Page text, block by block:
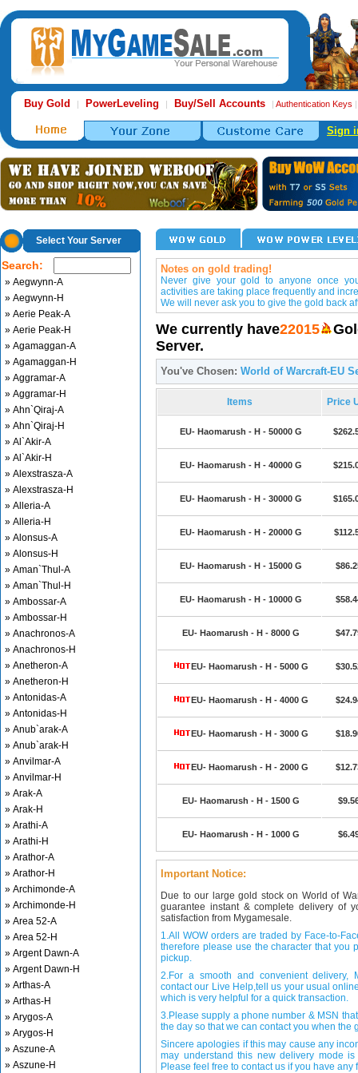
Buy Gold | PowerLeveling | Buy/Sell Accounts | Authentication Keys
Sign
Select Your Server
Search:
» Aegwynn-A
» Aegwynn-H
» Aerie Peak-A
» Aerie Peak-H
» Agamaggan-A
» Agamaggan-H
» Aggramar-A
» Aggramar-H
» Ahn`Qiraj-A
» Ahn`Qiraj-H
» Al`Akir-A
» Al`Akir-H
» Alexstrasza-A
» Alexstrasza-H
» Alleria-A
» Alleria-H
» Alonsus-A
» Alonsus-H
» Aman`Thul-A
» Aman`Thul-H
» Ambossar-A
» Ambossar-H
» Anachronos-A
» Anachronos-H
» Anetheron-A
» Anetheron-H
» Antonidas-A
» Antonidas-H
» Anub`arak-A
» Anub`arak-H
» Anvilmar-A
» Anvilmar-H
» Arak-A
» Arak-H
» Arathi-A
» Arathi-H
» Arathor-A
» Arathor-H
» Archimonde-A
» Archimonde-H
» Area 52-A
» Area 52-H
» Argent Dawn-A
» Argent Dawn-H
» Arthas-A
» Arthas-H
» Arygos-A
» Arygos-H
» Aszune-A
» Aszune-H
Notes on gold trading!
Never give your gold to anyone once
activities are taking place frequently and
We will never ask you to give the gold back
We currently have22015
Server.
You've Chosen: World of Warcraft-EU
Items Price
EU- Haomarush - H - 50000 G
EU- Haomarush - H - 40000 G
EU- Haomarush - H - 30000 G
EU- Haomarush - H - 20000 G
EU- Haomarush - H - 15000 G
EU- Haomarush - H - 10000 G
EU- Haomarush - H - 8000 G
EU- Haomarush - H - 5000 G
EU- Haomarush - H - 4000 G
EU- Haomarush - H - 3000 G
EU- Haomarush - H - 2000 G
EU- Haomarush - H - 1500 G
EU- Haomarush - H - 1000 G
Important Notice:
Due to our large gold stock on World of
guarantee instant & complete delivery of
satisfaction from Mygamesale.
1.All WOW orders are traded by Face-to-
therefore please use the character that you
pickup.
2.For a smooth and convenient delivery,
contact our Live Help,tell us your usual
which is very helpful for a quick transaction.
3.Please supply a phone number & MSN
the day so that we can contact you when the
Sincere apologies if this may cause any
may understand this new delivery mode
Please feel free to contact us if you have any